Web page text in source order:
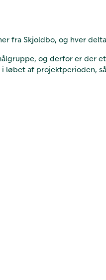
fra Skjoldbo, og hver
og derfor er der
løbet af projektperioden,